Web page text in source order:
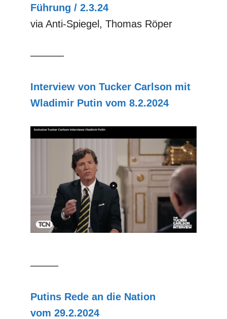
Führung / 2.3.24
via Anti-Spiegel, Thomas Röper
––––––
Interview von Tucker Carlson mit
Wladimir Putin vom 8.2.2024
–––––
Putins Rede an die Nation
vom 29.2.2024